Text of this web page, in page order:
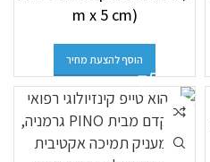
m x 5 cm)
הוסף להצעת מחיר